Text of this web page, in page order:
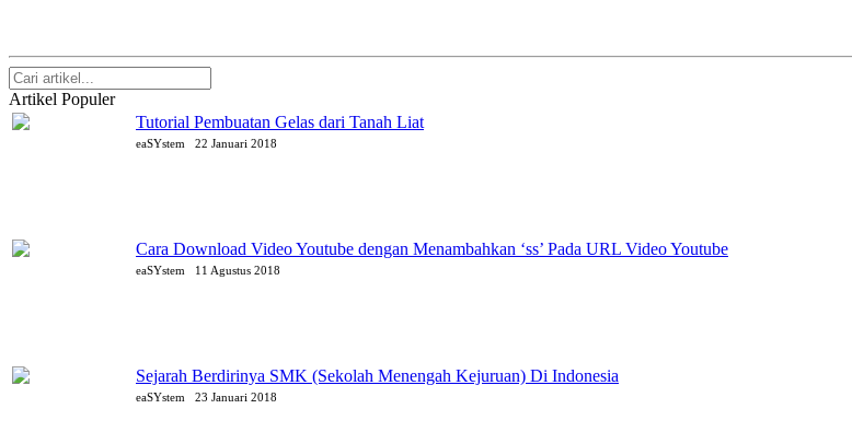
Artikel Populer
Tutorial Pembuatan Gelas dari Tanah Liat
eaSYstem 22 Januari 2018
Cara Download Video Youtube dengan Menambahkan ‘ss’ Pada URL Video Youtube
eaSYstem 11 Agustus 2018
Sejarah Berdirinya SMK (Sekolah Menengah Kejuruan) Di Indonesia
eaSYstem 23 Januari 2018